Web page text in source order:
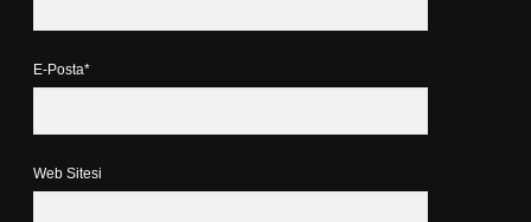
E-Posta*
Web Sitesi